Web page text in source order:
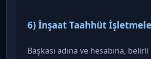
6) İnşaat Taahhüt
Başkası adına ve hesabına,